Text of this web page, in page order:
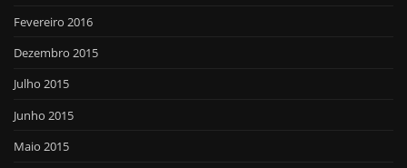
Fevereiro 2016
Dezembro 2015
Julho 2015
Junho 2015
Maio 2015